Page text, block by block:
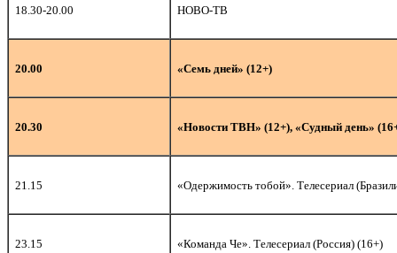
18.30-20.00 НОВО-ТВ
20.00 «Семь дней» (12+)
20.30 «Новости ТВН» (12+), «Судный день»
21.15 «Одержимость тобой». Телесериал
23.15 «Команда Че». Телесериал (Россия) (16+)